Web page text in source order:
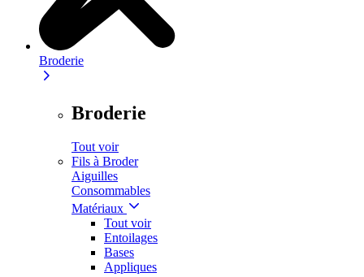
Broderie
Broderie
Tout voir
Fils à Broder
Aiguilles
Consommables
Matériaux
Tout voir
Entoilages
Bases
Appliques